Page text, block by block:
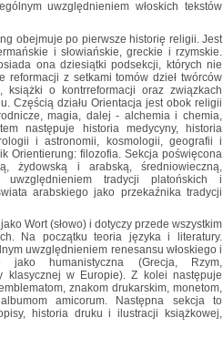
uwzględnieniem włoskich tekstów
obejmuje po pierwsze historię religii. Jest
i słowiańskie, greckie i rzymskie.
ona dziesiątki podsekcji, których nie
reformacji z setkami tomów dzieł twórców
książki o kontrreformacji oraz związkach
Częścią działu Orientacja jest obok religii
magia, dalej - alchemia i chemia,
następuje historia medycyny, historia
i astronomii, kosmologii, geografii i
Orientierung: filozofia. Sekcja poświęcona
żydowską i arabską, średniowieczną,
tradycji platońskich i
arabskiego jako przekaźnika tradycji
Wort (słowo) i dotyczy przede wszystkim
Na początku teoria języka i literatury.
uwzględnieniem renesansu włoskiego i
jako humanistyczna (Grecja, Rzym,
klasycznej w Europie). Z kolei następuje
znakom drukarskim, monetom,
amicorum. Następna sekcja to
historia druku i ilustracji książkowej,